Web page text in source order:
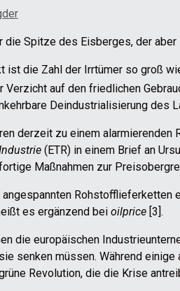
die Spitze des Eisberges, der
ist die Zahl der Irrtümer so groß
auf den friedlichen
Deindustrialisierung des
derzeit zu einem
(ETR) in einem Brief an
Maßnahmen zur
angespannten
es ergänzend bei oilprice [3].
die europäischen
senken müssen. Während
Revolution, die die Krise